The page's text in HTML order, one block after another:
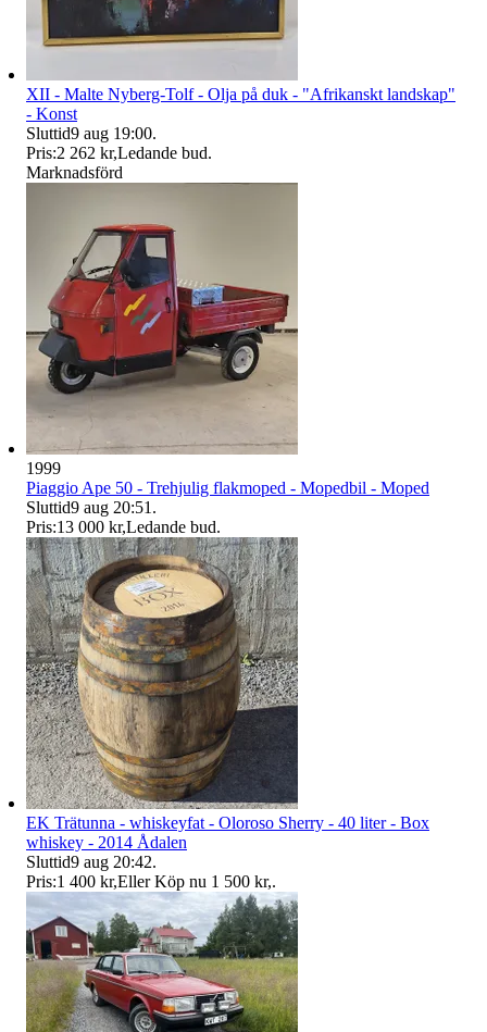
XII - Malte Nyberg-Tolf - Olja på duk - "Afrikanskt landskap"
- Konst
Sluttid9 aug 19:00.
Pris:2 262 kr,Ledande bud.
Marknadsförd
1999
Piaggio Ape 50 - Trehjulig flakmoped - Mopedbil - Moped
Sluttid9 aug 20:51 .
Pris:13 000 kr,Ledande bud.
EK Trätunna - whiskeyfat - Oloroso Sherry - 40 liter - Box
whiskey - 2014 Ådalen
Sluttid9 aug 20:42.
Pris:1 400 kr,Eller Köp nu 1 500 kr,.